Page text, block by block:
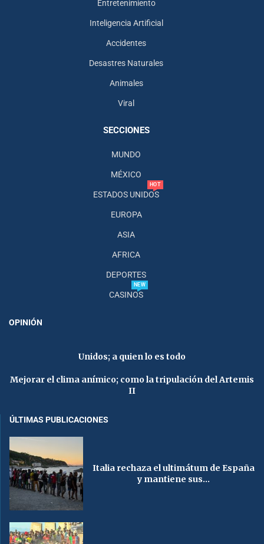
Entretenimiento
Inteligencia Artificial
Accidentes
Desastres Naturales
Animales
Viral
SECCIONES
MUNDO
MÉXICO
ESTADOS UNIDOS
HOT
EUROPA
ASIA
AFRICA
DEPORTES
CASINOS
NEW
OPINIÓN
Unidos; a quien lo es todo
Mejorar el clima anímico; como la tripulación del Artemis
II
ÚLTIMAS PUBLICACIONES
Italia rechaza el ultimátum de España
y mantiene sus...